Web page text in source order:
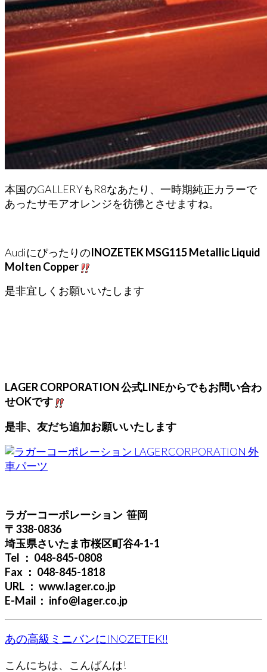
本国のGALLERYもR8なあたり、一時期純正カラーで
あったサモアオレンジを彷彿とさせますね。
AudiにぴったりのINOZETEKMSG115 Metallic Liquid
Molten Copper
是非宜しくお願いいたします
LAGER CORPORATION 公式LINEからでもお問い合わ
せOKです
是非、友だち追加お願いいたします
ラガーコーポレーション 笹岡
〒338-0836
埼玉県さいたま市桜区町谷4-1-1
Tel ： 048-845-0808
Fax ： 048-845-1818
URL ： www.lager.co.jp
E-Mail： info@lager.co.jp
あの高級ミニバンにINOZETEK!!
こんにちは、こんばんは!